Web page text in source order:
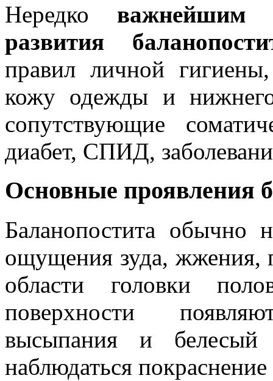
Нередко важнейшим
развития
правил личной
кожу одежды и
сопутствующие
диабет, СПИД,
Основные проявления
Баланопостита обычно
ощущения зуда, жжения,
области головки
поверхности
высыпания и белесый
наблюдаться